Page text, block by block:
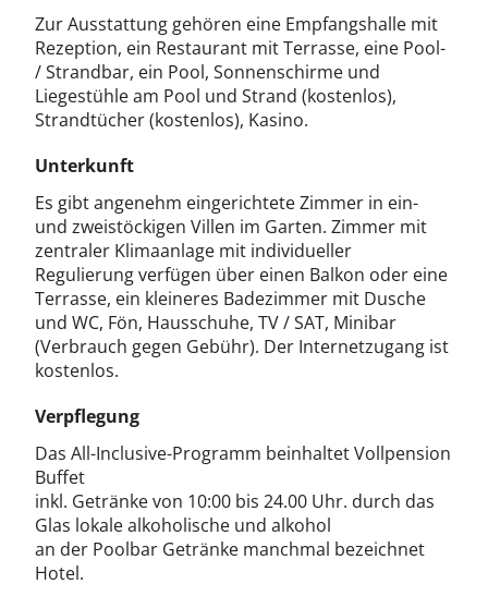
Zur Ausstattung gehören eine Empfangshalle mit
Rezeption, ein Restaurant mit Terrasse, eine Pool-
/ Strandbar, ein Pool, Sonnenschirme und
Liegestühle am Pool und Strand (kostenlos),
Strandtücher (kostenlos), Kasino.
Unterkunft
Es gibt angenehm eingerichtete Zimmer in ein-
und zweistöckigen Villen im Garten. Zimmer mit
zentraler Klimaanlage mit individueller
Regulierung verfügen über einen Balkon oder eine
Terrasse, ein kleineres Badezimmer mit Dusche
und WC, Fön, Hausschuhe, TV / SAT, Minibar
(Verbrauch gegen Gebühr). Der Internetzugang ist
kostenlos.
Verpflegung
Das All-Inclusive-Programm beinhaltet Vollpension
Buffet
inkl. Getränke von 10:00 bis 24.00 Uhr. durch das
Glas lokale alkoholische und alkohol
an der Poolbar Getränke manchmal bezeichnet
Hotel.